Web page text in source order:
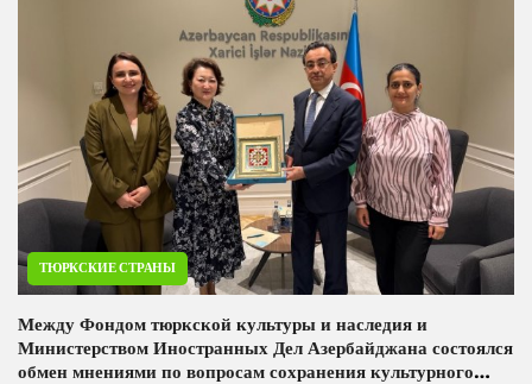
ТЮРКСКИЕ СТРАНЫ
Между Фондом тюркской культуры и наследия и
Министерством Иностранных Дел Азербайджана состоялся
обмен мнениями по вопросам сохранения культурного